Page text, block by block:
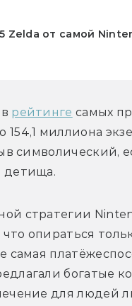
от самой
рейтинге самых
миллиона
символический,
детища.
стратегии
опираться
самая
богатые
для людей